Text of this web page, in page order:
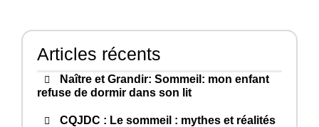
Articles récents
Naître et Grandir: Sommeil: mon enfant
refuse de dormir dans son lit
CQJDC : Le sommeil : mythes et réalités